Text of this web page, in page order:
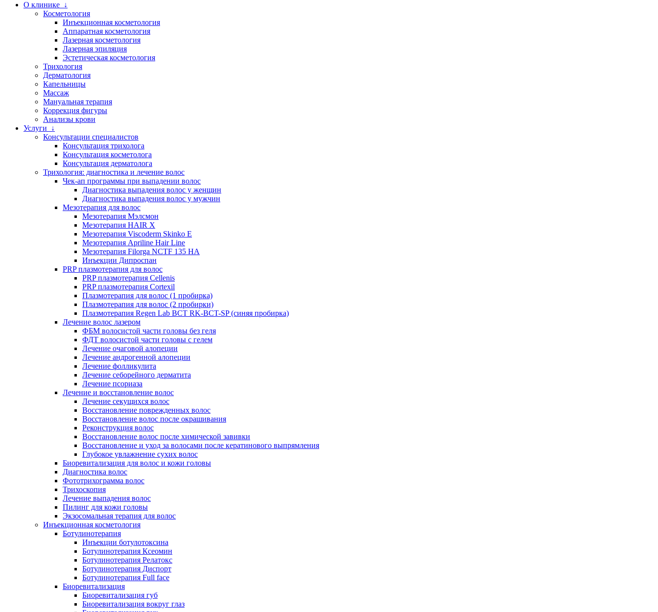
О клинике ↓
Косметология
Инъекционная косметология
Аппаратная косметология
Лазерная косметология
Лазерная эпиляция
Эстетическая косметология
Трихология
Дерматология
Капельницы
Массаж
Мануальная терапия
Коррекция фигуры
Анализы крови
Услуги ↓
Консультации специалистов
Консультация трихолога
Консультация косметолога
Консультация дерматолога
Трихология: диагностика и лечение волос
Чек-ап программы при выпадении волос
Диагностика выпадения волос у женщин
Диагностика выпадения волос у мужчин
Мезотерапия для волос
Мезотерапия Мэлсмон
Мезотерапия HAIR X
Мезотерапия Viscoderm Skinko E
Мезотерапия Apriline Hair Line
Мезотерапия Filorga NCTF 135 HA
Инъекции Дипроспан
PRP плазмотерапия для волос
PRP плазмотерапия Cellenis
PRP плазмотерапия Cortexil
Плазмотерапия для волос (1 пробирка)
Плазмотерапия для волос (2 пробирки)
Плазмотерапия Regen Lab BCT RK-BCT-SP (синяя пробирка)
Лечение волос лазером
ФБМ волосистой части головы без геля
ФДТ волосистой части головы с гелем
Лечение очаговой алопеции
Лечение андрогенной алопеции
Лечение фолликулита
Лечение себорейного дерматита
Лечение псориаза
Лечение и восстановление волос
Лечение секущихся волос
Восстановление поврежденных волос
Восстановление волос после окрашивания
Реконструкция волос
Восстановление волос после химической завивки
Восстановление и уход за волосами после кератинового выпрямления
Глубокое увлажнение сухих волос
Биоревитализация для волос и кожи головы
Диагностика волос
Фототрихограмма волос
Трихоскопия
Лечение выпадения волос
Пилинг для кожи головы
Экзосомальная терапия для волос
Инъекционная косметология
Ботулинотерапия
Инъекции ботулотоксина
Ботулинотерапия Ксеомин
Ботулинотерапия Релатокс
Ботулинотерапия Диспорт
Ботулинотерапия Full face
Биоревитализация
Биоревитализация губ
Биоревитализация вокруг глаз